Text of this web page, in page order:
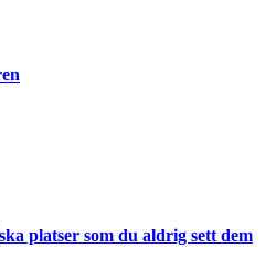
platser som du aldrig sett dem